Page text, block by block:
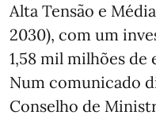
Alta Tensão e
2030), com um
1,58 mil milhões de
Num comunicado
Conselho de